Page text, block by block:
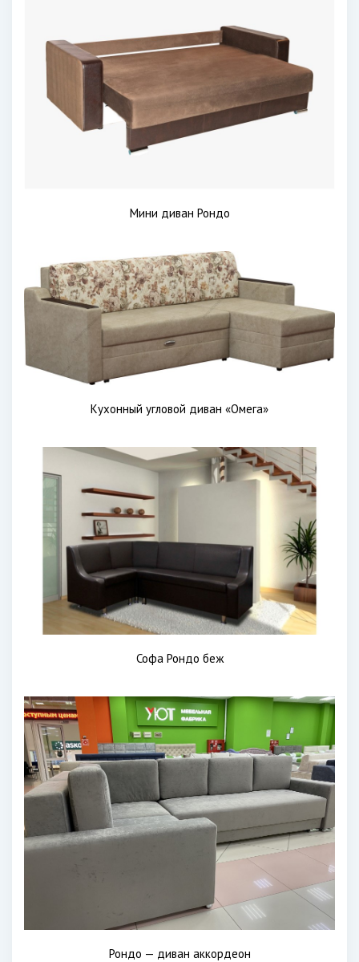
Мини диван Рондо
Кухонный угловой диван «Омега»
Софа Рондо беж
Рондо — диван аккордеон